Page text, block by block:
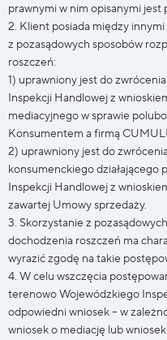
prawnymi w nim opisanymi jest
2. Klient posiada między
z pozasądowych sposobów
roszczeń:
1) uprawniony jest do
Inspekcji Handlowej z
mediacyjnego w sprawie
Konsumentem a firmą
2) uprawniony jest do
konsumenckiego
Inspekcji Handlowej z
zawartej Umowy sprzedaży.
3. Skorzystanie z
dochodzenia roszczeń ma
wyrazić zgodę na takie
4. W celu wszczęcia
terenowo Wojewódzkiego
odpowiedni wniosek – w
wniosek o mediację lub